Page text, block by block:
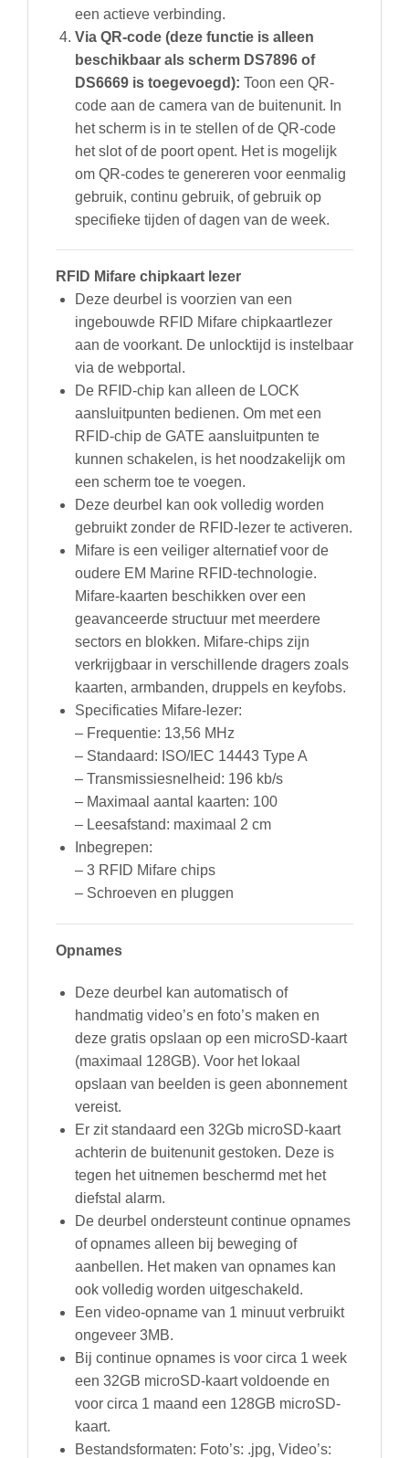
een actieve verbinding.
Via QR-code (deze functie is alleen
beschikbaar als scherm DS7896 of
DS6669 is toegevoegd): Toon een QR-
code aan de camera van de buitenunit. In
het scherm is in te stellen of de QR-code
het slot of de poort opent. Het is mogelijk
om QR-codes te genereren voor eenmalig
gebruik, continu gebruik, of gebruik op
specifieke tijden of dagen van de week.
RFID Mifare chipkaart lezer
Deze deurbel is voorzien van een
ingebouwde RFID Mifare chipkaartlezer
aan de voorkant. De unlocktijd is instelbaar
via de webportal.
De RFID-chip kan alleen de LOCK
aansluitpunten bedienen. Om met een
RFID-chip de GATE aansluitpunten te
kunnen schakelen, is het noodzakelijk om
een scherm toe te voegen.
Deze deurbel kan ook volledig worden
gebruikt zonder de RFID-lezer te activeren.
Mifare is een veiliger alternatief voor de
oudere EM Marine RFID-technologie.
Mifare-kaarten beschikken over een
geavanceerde structuur met meerdere
sectors en blokken. Mifare-chips zijn
verkrijgbaar in verschillende dragers zoals
kaarten, armbanden, druppels en keyfobs.
Specificaties Mifare-lezer:
– Frequentie: 13,56 MHz
– Standaard: ISO/IEC 14443 Type A
– Transmissiesnelheid: 196 kb/s
– Maximaal aantal kaarten: 100
– Leesafstand: maximaal 2 cm
Inbegrepen:
– 3 RFID Mifare chips
– Schroeven en pluggen
Opnames
Deze deurbel kan automatisch of
handmatig video’s en foto’s maken en
deze gratis opslaan op een microSD-kaart
(maximaal 128GB). Voor het lokaal
opslaan van beelden is geen abonnement
vereist.
Er zit standaard een 32Gb microSD-kaart
achterin de buitenunit gestoken. Deze is
tegen het uitnemen beschermd met het
diefstal alarm.
De deurbel ondersteunt continue opnames
of opnames alleen bij beweging of
aanbellen. Het maken van opnames kan
ook volledig worden uitgeschakeld.
Een video-opname van 1 minuut verbruikt
ongeveer 3MB.
Bij continue opnames is voor circa 1 week
een 32GB microSD-kaart voldoende en
voor circa 1 maand een 128GB microSD-
kaart.
Bestandsformaten: Foto’s: .jpg, Video’s: